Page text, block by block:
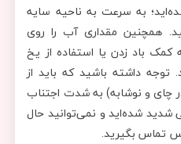
به سرعت به ناحیه سایه
همچنین مقداری آب را روی
باد زدن یا استفاده از یخ
داشته باشید که باید از
چای و نوشابه) به شدت اجتناب
شدید شده‌‌اید و نمی‌توانید حال
تماس بگیرید.